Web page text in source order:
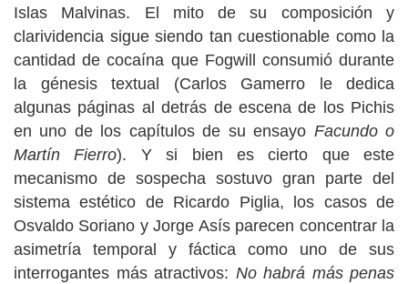
Islas Malvinas. El mito de su composición y
clarividencia sigue siendo tan cuestionable como la
cantidad de cocaína que Fogwill consumió durante
la génesis textual (Carlos Gamerro le dedica
algunas páginas al detrás de escena de los Pichis
en uno de los capítulos de su ensayo Facundo o
Martín Fierro). Y si bien es cierto que este
mecanismo de sospecha sostuvo gran parte del
sistema estético de Ricardo Piglia, los casos de
Osvaldo Soriano y Jorge Asís parecen concentrar la
asimetría temporal y fáctica como uno de sus
interrogantes más atractivos: No habrá más penas